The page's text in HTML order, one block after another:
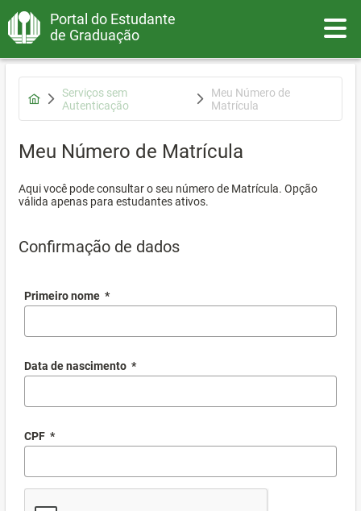
Portal do Estudante
de Graduação
Serviços sem
Autenticação
Meu Número de
Matrícula
Meu Número de Matrícula
Aqui você pode consultar o seu número de Matrícula. Opção
válida apenas para estudantes ativos.
Confirmação de dados
Primeiro nome *
Data de nascimento *
CPF *